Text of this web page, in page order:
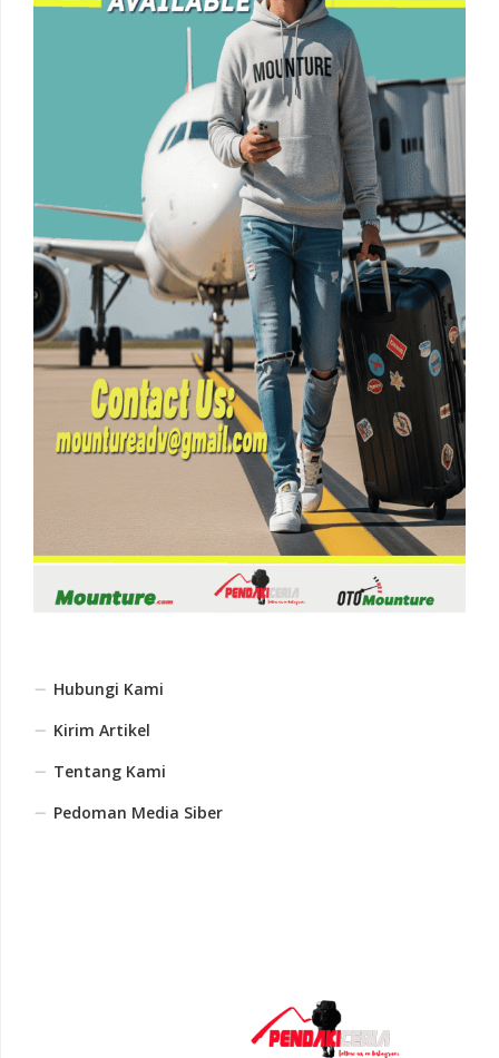
Hubungi Kami
Kirim Artikel
Tentang Kami
Pedoman Media Siber